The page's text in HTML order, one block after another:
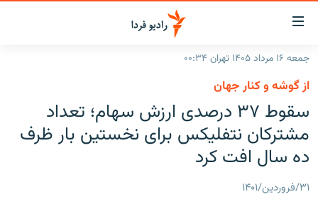
لینک‌های
قابلیت
دسترسی
بازگشت
بازگشت
اصلی
رفتن
صفحه
صفحه اصلی
جهان
رادیو
جمعه ۱۶ مرداد ۱۴۰۵ تهران ۰۰:۳۴
از گوشه و کنار جهان
سقوط ۳۷ درصدی ارزش سهام؛ تعداد
مشترکان نتفلیکس برای نخستین بار ظرف
ده سال افت کرد
۳۱/فروردین/۱۴۰۱